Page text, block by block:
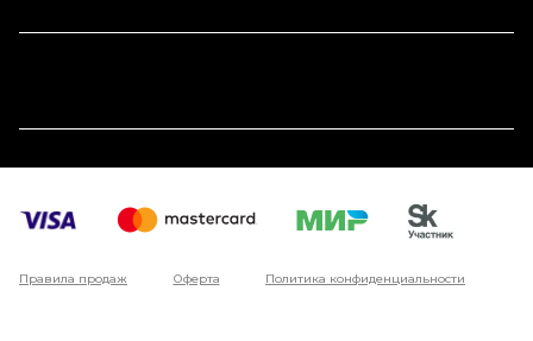
Правила продаж Оферта Политика конфиденциальности